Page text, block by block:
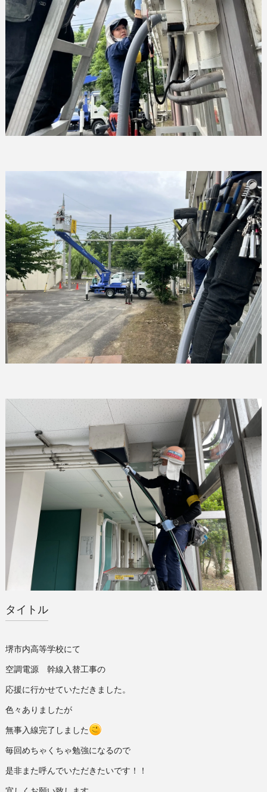
タイトル
堺市内高等学校にて
空調電源 幹線入替工事の
応援に行かせていただきました。
色々ありましたが
無事入線完了しました
毎回めちゃくちゃ勉強になるので
是非また呼んでいただきたいです！！